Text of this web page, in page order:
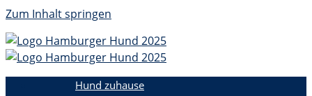
Zum Inhalt springen
Hund zuhause